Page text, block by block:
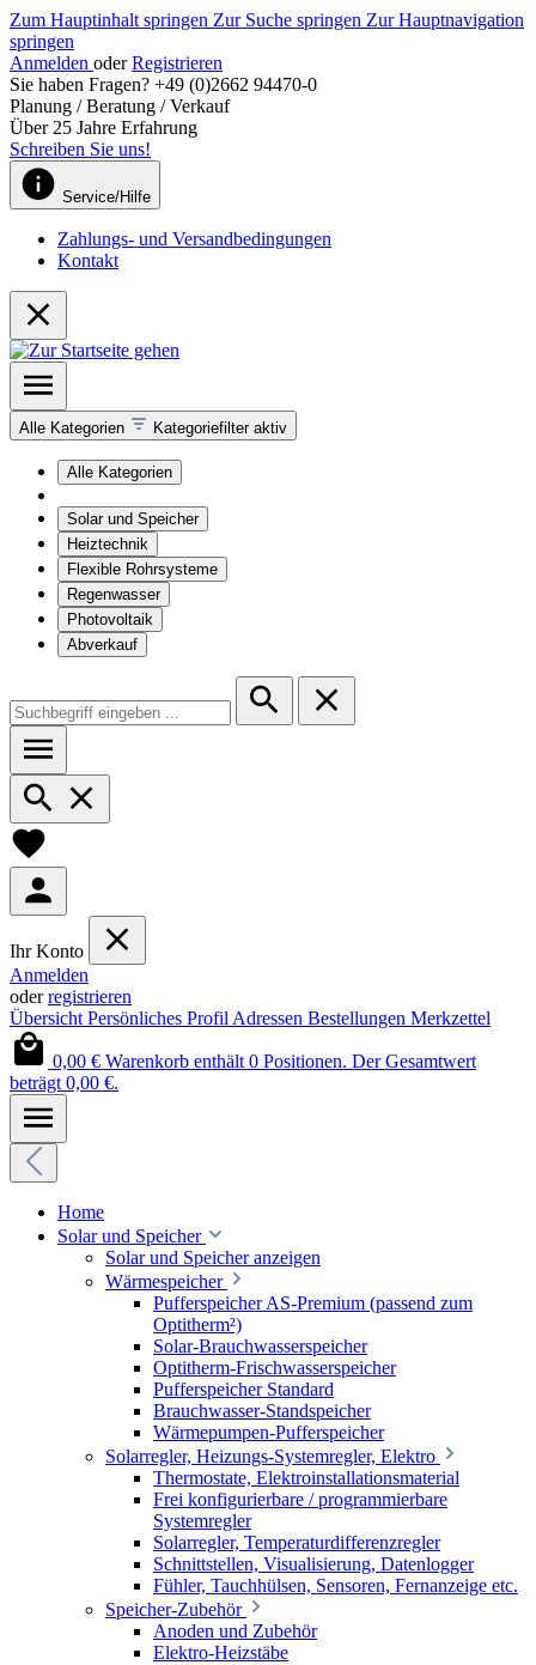
Zum Hauptinhalt springen Zur Suche springen Zur Hauptnavigation
springen
Anmelden oder Registrieren
Sie haben Fragen? +49 (0)2662 94470-0
Planung / Beratung / Verkauf
Über 25 Jahre Erfahrung
Schreiben Sie uns!
Service/Hilfe
Zahlungs- und Versandbedingungen
Kontakt
Alle Kategorien Kategoriefilter aktiv
Alle Kategorien
Solar und Speicher
Heiztechnik
Flexible Rohrsysteme
Regenwasser
Photovoltaik
Abverkauf
Ihr Konto
Anmelden
oderregistrieren
Übersicht Persönliches Profil Adressen Bestellungen Merkzettel
0,00 € Warenkorb enthält 0 Positionen. Der Gesamtwert
beträgt 0,00 €.
Home
Solar und Speicher
Solar und Speicher anzeigen
Wärmespeicher
Pufferspeicher AS-Premium (passend zum
Optitherm²)
Solar-Brauchwasserspeicher
Optitherm-Frischwasserspeicher
Pufferspeicher Standard
Brauchwasser-Standspeicher
Wärmepumpen-Pufferspeicher
Solarregler, Heizungs-Systemregler, Elektro
Thermostate, Elektroinstallationsmaterial
Frei konfigurierbare / programmierbare
Systemregler
Solarregler, Temperaturdifferenzregler
Schnittstellen, Visualisierung, Datenlogger
Fühler, Tauchhülsen, Sensoren, Fernanzeige etc.
Speicher-Zubehör
Anoden und Zubehör
Elektro-Heizstäbe